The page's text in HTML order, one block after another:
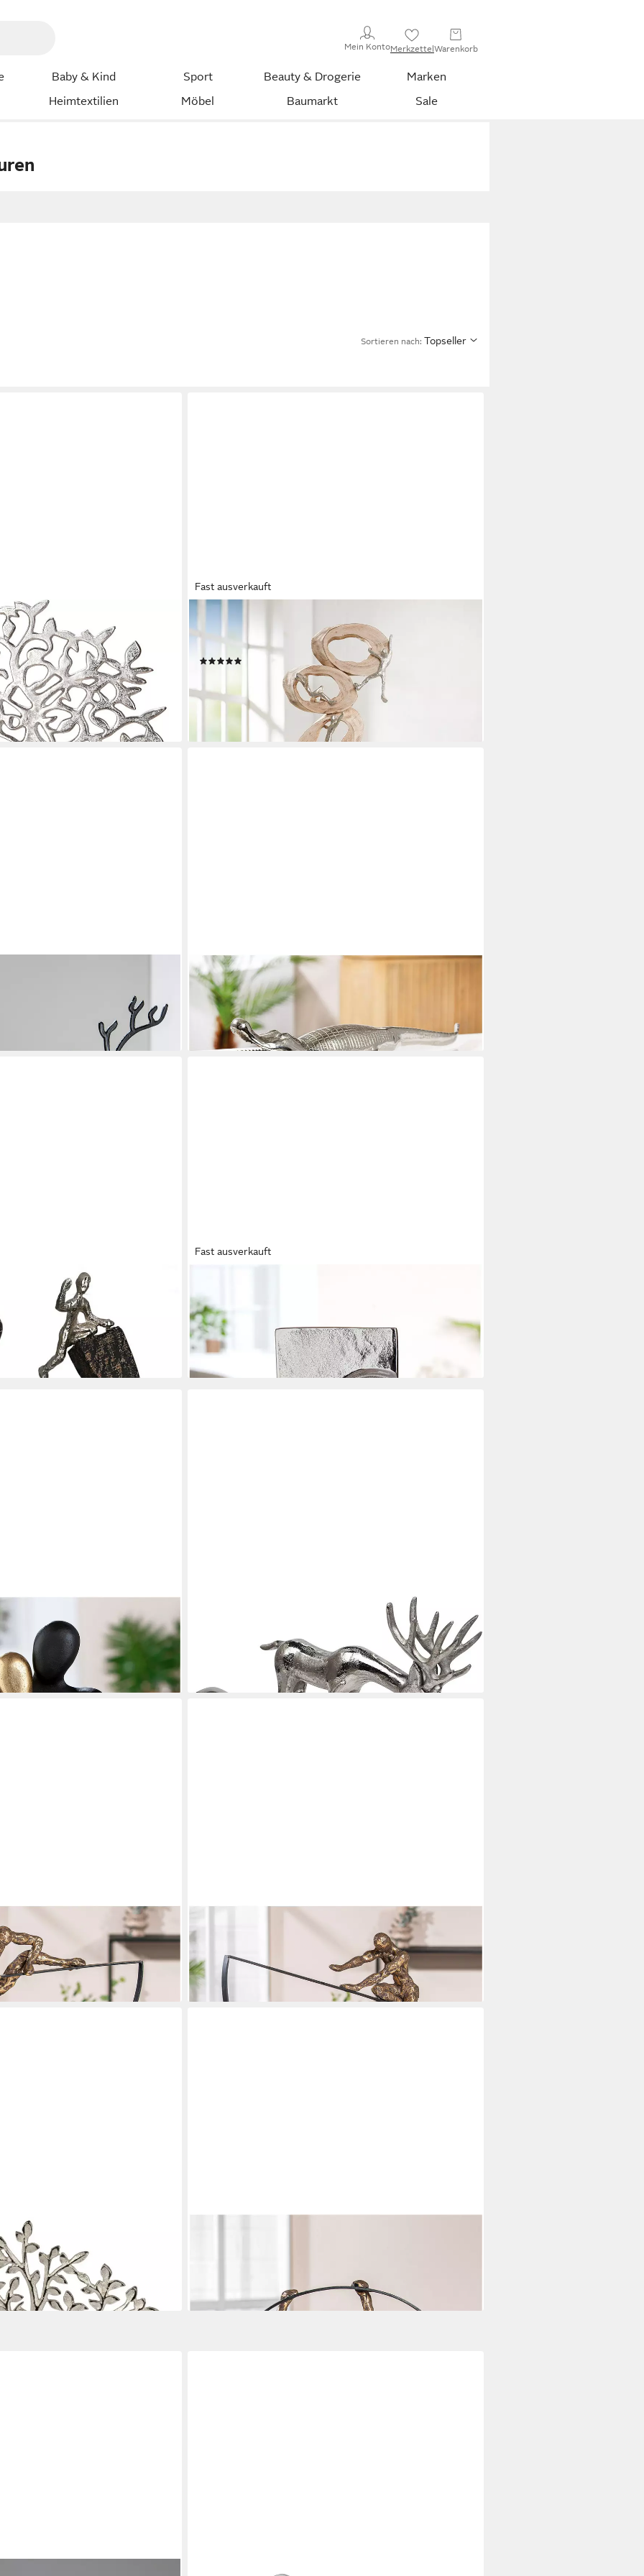
Mein KontoMerkzettelWarenkorb
Baby & Kind Sport Beauty & Drogerie
Marken
Heimtextilien Möbel Baumarkt Sale
Sortieren nach: Topseller
Familie, silber (1 St), Dekoobjekt,
aus Metall & Holz,
bei dir
Fast ausverkauft
Dekofigur Skulptur Climb (1 St), 77 cm hohe Skulptur mit
Klettermotiv, Skulptur
99,00 €
-28%
lieferbar - in 2-3 Werktagen bei dir
CASABLANCA BY GILDE
Tierfigur Krokodil "Spike" (1 St)
ab 25,08 € UVP82,95 €
-70%
lieferbar - in 2-3 Werktagen bei dir
(1 St), Material-Mix aus
bei dir
Fast ausverkauft
69,95 €
lieferbar - in 3-4 Werktagen bei dir
Couple (1 St)
bei dir
Dekofigur Hirsch 2er Set - Stehend - Rentier Aluminium
Silber Statue Dekofigur
lieferbar - in 3-4 Werktagen bei dir
(1 St)
bei dir
-33%
lieferbar - in 2-3 Werktagen bei dir
auf Sockel, Silber, Baum, H: 32cm
bei dir
lieferbar - in 2-3 Werktagen bei dir